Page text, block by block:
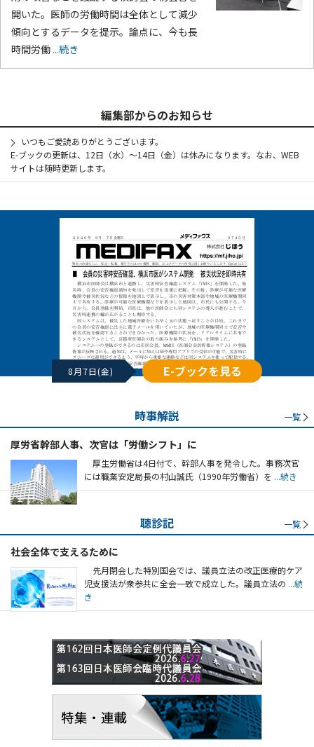
開いた。医師の労働時間は全体として減少
傾向とするデータを提示。論点に、今も長
時間労働...続き
編集部からのお知らせ
いつもご愛読ありがとうございます。
E-ブックの更新は、12日（水）～14日（金）は休みになります。なお、WEB
サイトは随時更新します。
8月7日(金) E-ブックを見る
時事解説 一覧
厚労省幹部人事、次官は「労働シフト」に
厚生労働省は4日付で、幹部人事を発令した。事務次官
には職業安定局長の村山誠氏（1990年労働省）を ...続き
聴診記 一覧
社会全体で支えるために
先月閉会した特別国会では、議員立法の改正医療的ケア
児支援法が衆参共に全会一致で成立した。議員立法の ...続
き